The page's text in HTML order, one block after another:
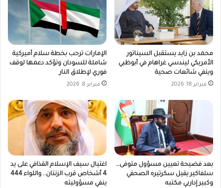
محمد بن زايد يستقبل السيناتور
الأمريكي ليندسي غراهام في أبوظبي
وينفي شائعات صحية
فبراير 18, 2026
الإمارات ترحب بخطة سلام أميركية
شاملة للسودان وتؤكد دعمها لوقف
فوري لإطلاق النار
فبراير 8, 2026
بعد فضيحة تعيين مسؤول متوفى…
سلفاكير يقيل سكرتيره الصحفي
وكبير إداريي مكتبه
اغتيال سيف الإسلام القذافي على يد
4 أشخاص قرب الزنتان.. واللواء 444
ينفي مسؤوليته